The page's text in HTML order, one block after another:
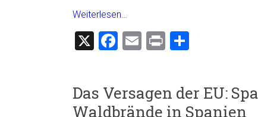
Weiterlesen…
X
F
b
E
l
Pr
n
Das Versagen der EU:
Waldbrände in Spanien